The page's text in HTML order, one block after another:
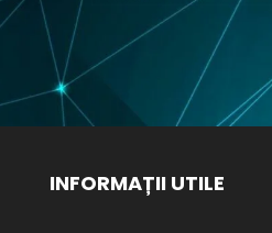
INFORMAȚII UTILE